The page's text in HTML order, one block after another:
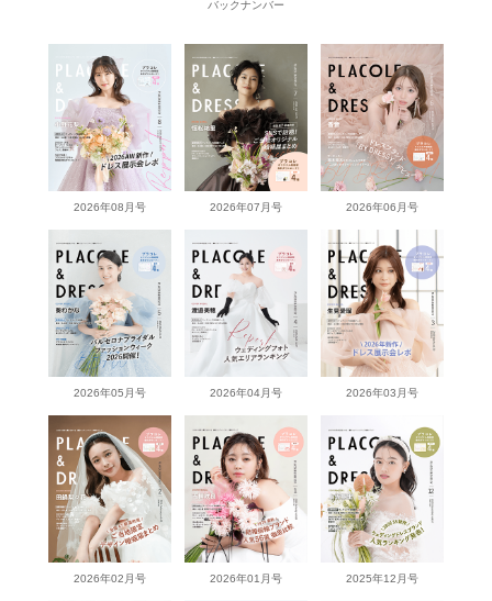
バックナンバー
2026年08月号 2026年07月号 2026年06月号
2026年05月号 2026年04月号 2026年03月号
2026年02月号 2026年01月号 2025年12月号